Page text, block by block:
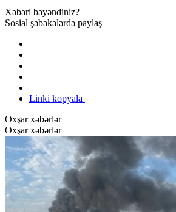
Xəbəri bəyəndiniz?
Sosial şəbəkələrdə paylaş
Linki kopyala
Oxşar xəbərlər
Oxşar xəbərlər